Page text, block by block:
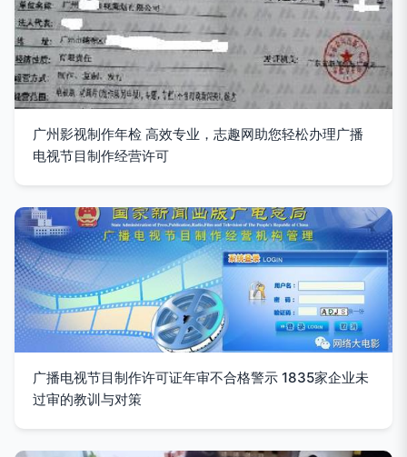
广州影视制作年检 高效专业，志趣网助您轻松办理广播
电视节目制作经营许可
广播电视节目制作许可证年审不合格警示 1835家企业未
过审的教训与对策